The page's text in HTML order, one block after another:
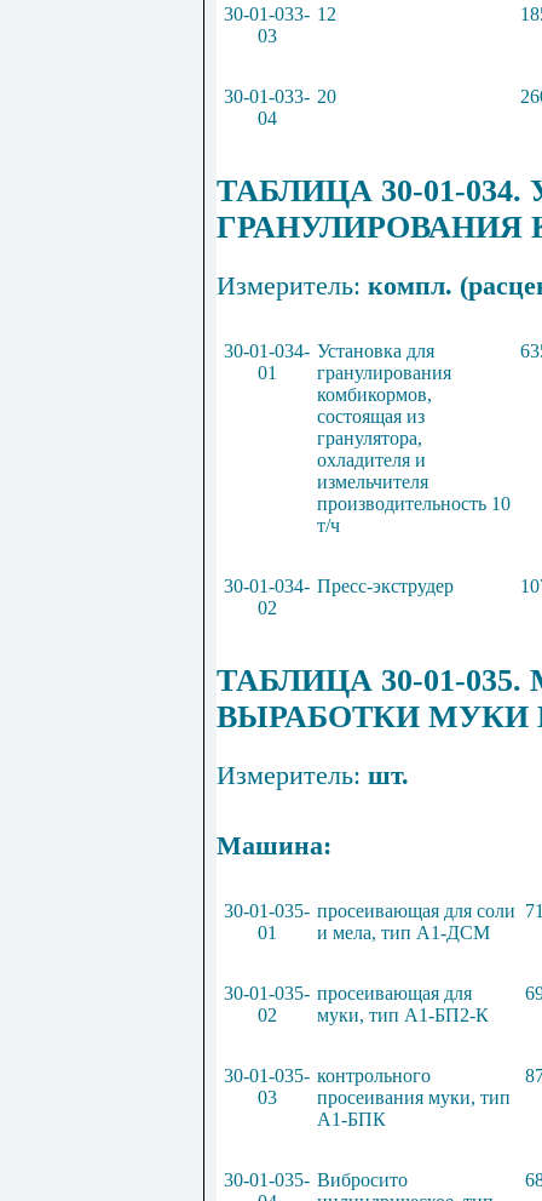
30-01-033-
03
12
30-01-033-
04
20
ТАБЛИЦА 30-01-
Измеритель: компл.
30-01-034-
01
Установка для
гранулирования
комбикормов,
состоящая из
гранулятора,
охладителя и
измельчителя
производительность 10
т/ч
30-01-034-
02
Пресс-экструдер
ТАБЛИЦА 30-01-
ВЫРАБОТКИ
Измеритель: шт.
Машина:
30-01-035-
01
просеивающая для соли
и мела, тип А1-ДСМ
30-01-035-
02
просеивающая для
муки, тип А1-БП2-К
30-01-035-
03
контрольного
просеивания муки, тип
А1-БПК
30-01-035- Вибросито